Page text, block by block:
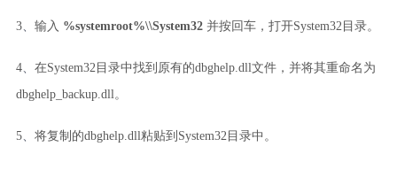
3、 输入 %systemroot%\\System32 并按回车，打开System32目录。
4、
在System32目录中找到原有的dbghelp.dll文件，并将其重命名为
dbghelp_backup.dll。
5、 将复制的dbghelp.dll粘贴到System32目录中。